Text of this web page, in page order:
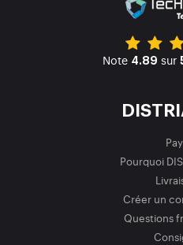
Note 4.89 sur
Pourquoi
Créer un
Questions